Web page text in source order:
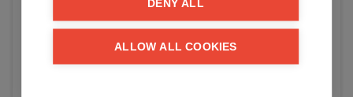
DENY ALL
ALLOW ALL COOKIES